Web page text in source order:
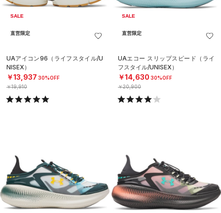
SALE
直営限定
UAアイコン96（ライフスタイル/U
NISEX）
￥13,937 30%OFF
￥19,910
SALE
直営限定
UAエコー スリップスピード（ライ
フスタイル/UNISEX）
￥14,630 30%OFF
￥20,900